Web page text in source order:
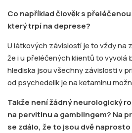
Co například člověk s
který trpí na deprese?
U látkových závislostí je to vždy na
že i u přeléčených klientů to vyvolá
hlediska jsou všechny závislosti v
od psychedelik je na ketaminu
Takže není žádný neurologický
na pervitinu a gamblingem? Na
se zdálo, že to jsou dvě